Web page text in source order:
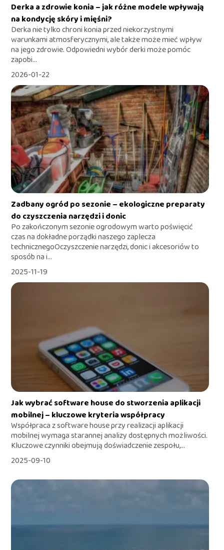
Derka a zdrowie konia – jak różne modele wpływają
na kondycję skóry i mięśni?
Derka nie tylko chroni konia przed niekorzystnymi
warunkami atmosferycznymi, ale także może mieć wpływ
na jego zdrowie. Odpowiedni wybór derki może pomóc
zapobi...
2026-01-22
Zadbany ogród po sezonie – ekologiczne preparaty
do czyszczenia narzędzi i donic
Po zakończonym sezonie ogrodowym warto poświęcić
czas na dokładne porządki naszego zaplecza
technicznegoOczyszczenie narzędzi, donic i akcesoriów to
sposób na i...
2025-11-19
Jak wybrać software house do stworzenia aplikacji
mobilnej – kluczowe kryteria współpracy
Współpraca z software house przy realizacji aplikacji
mobilnej wymaga starannej analizy dostępnych możliwości.
Kluczowe czynniki obejmują doświadczenie zespołu,...
2025-09-10